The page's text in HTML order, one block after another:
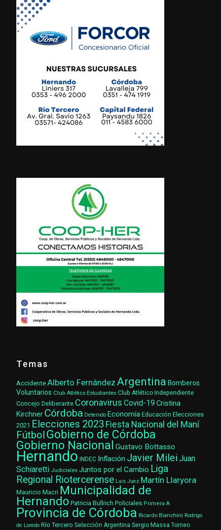
Temas
AccidenteAlberto Fernández Argentina Bomberos
Voluntarios Club Atlético Estudiantes Club Atlético Independiente
Concejo Deliberante Coronavirus Covid-19 Cristina
Kirchner Córdoba Detenido Economía Educación Elecciones
2021 Elecciones 2023 Fiesta Nacional del Maní
Fútbol Gobierno de Córdoba
Gobierno Nacional Gustavo Bottasso
Hernando INDEC Inflación Javier Milei Juan
Schiaretti Judiciales Juntos por el Cambio Liga
Regional Riotercerense Luis Juez Martín Llaryora
Mauricio Macri Municipalidad de
Hernando Patricia Bullrich Policiales Primera A
Provincia de Córdoba Ricardo Bianchini Rodrigo
de Loredo Río Tercero Selección Argentina Sergio Massa Torneo